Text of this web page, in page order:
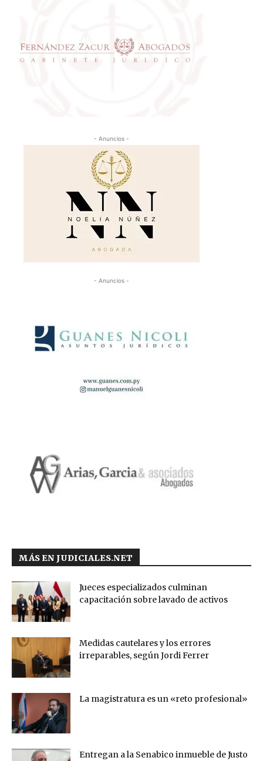
- Anuncios -
- Anuncios -
MÁS EN JUDICIALES.NET
Jueces especializados culminan
capacitación sobre lavado de activos
Medidas cautelares y los errores
irreparables, según Jordi Ferrer
La magistratura es un «reto profesional»
Entregan a la Senabico inmueble de Justo